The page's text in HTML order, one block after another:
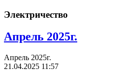
Электричество
Апрель 2025г.
Апрель 2025г.
21.04.2025 11:57